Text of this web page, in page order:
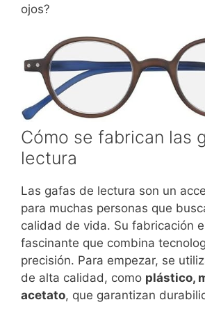
ojos?
Cómo se fabrican las
lectura
Las gafas de lectura son un
para muchas personas que
calidad de vida. Su fabricación
fascinante que combina
precisión. Para empezar, se
de alta calidad, como plástico,
acetato, que garantizan